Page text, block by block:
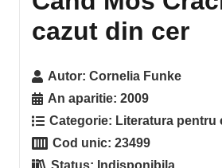
cazut din cer
Autor:Cornelia Funke
An aparitie:2009
Categorie: Literatura pentru
Cod unic:23499
Status: Indisponibila